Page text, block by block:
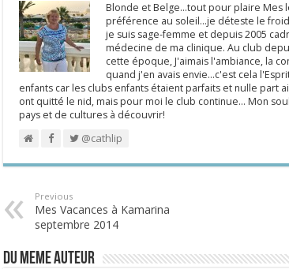
Blonde et Belge...tout pour plaire Mes
préférence au soleil...je déteste le
je suis sage-femme et depuis 2005
médecine de ma clinique. Au club
cette époque, J'aimais l'ambiance, la
quand j'en avais envie...c'est cela
enfants car les clubs enfants étaient parfaits et nulle part
ont quitté le nid, mais pour moi le club continue... Mon
pays et de cultures à découvrir!
@cathlip
Previous
Mes Vacances à Kamarina
septembre 2014
DU MEME AUTEUR